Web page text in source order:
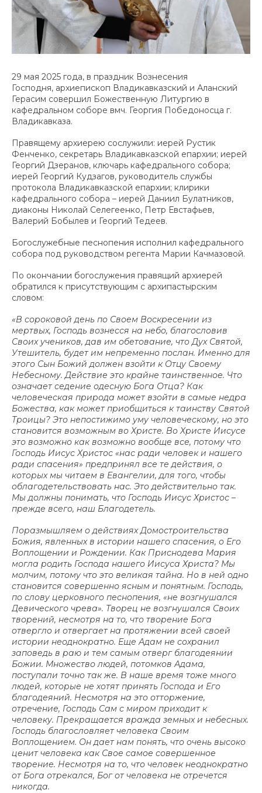
29 мая 2025 года, в праздник Вознесения
Господня, архиепископ Владикавказский и Аланский
Герасим совершил Божественную Литургию в
кафедральном соборе вмч. Георгия Победоносца г.
Владикавказа.
Правящему архиерею сослужили: иерей Рустик
Фенченко, секретарь Владикавказской епархии; иерей
Георгий Дзеранов, ключарь кафедрального собора;
иерей Георгий Кудзагов, руководитель службы
протокола Владикавказской епархии; клирики
кафедрального собора – иерей Даниил Булатников,
диаконы Николай Селегеенко, Петр Евстафьев,
Валерий Бобылев и Георгий Тедеев.
Богослужебные песнопения исполнил кафедрального
собора под руководством регента Марии Качмазовой.
По окончании богослужения правящий архиерей
обратился к присутствующим с архипастырским
словом:
«В сороковой день по Своем Воскресении из
мертвых, Господь вознесся на небо, благословив
Своих учеников, дав им обетование, что Дух Святой,
Утешитель, будет им непременно послан. Именно для
этого Сын Божий должен взойти к Отцу Своему
Небесному. Действие это крайне таинственное. Что
означает седение одесную Бога Отца? Как
человеческая природа может взойти в самые недра
Божества, как может приобщиться к таинству Святой
Троицы? Это непостижимо уму человеческому, но это
становится возможным во Христе. Во Христе Иисусе
это возможно как возможно вообще все, потому что
Господь Иисус Христос «нас ради человек и нашего
ради спасения» предпринял все те действия, о
которых мы читаем в Евангелии, для того, чтобы
облагодетельствовать нас. Это действительно так.
Мы должны понимать, что Господь Иисус Христос –
прежде всего, наш Благодетель.
Поразмышляем о действиях Домостроительства
Божия, явленных в истории нашего спасения, о Его
Воплощении и Рождении. Как Приснодева Мария
могла родить Господа нашего Иисуса Христа? Мы
молчим, потому что это великая тайна. Но в ней одно
становится совершенно ясным и понятным. Господь,
по слову церковного песнопения, «не возгнушался
Девического чрева». Творец не возгнушался Своих
творений, несмотря на то, что творение Бога
отвергло и отвергает на протяжении всей своей
истории неоднократно. Еще Адам не сохранил
заповедь в раю и тем самым отверг благодеянии
Божии. Множество людей, потомков Адама,
поступали точно так же. В наше время тоже много
людей, которые не хотят принять Господа и Его
благодеяний. Несмотря на это отторжение,
отречение, Господь Сам с миром приходит к
человеку. Прекращается вражда земных и небесных.
Господь благословляет человека Своим
Воплощением. Он дает нам понять, что очень высоко
ценит человека как Свое самое совершенное
творение. Несмотря на то, что человек неоднократно
от Бога отрекался, Бог от человека не отречется
никогда.